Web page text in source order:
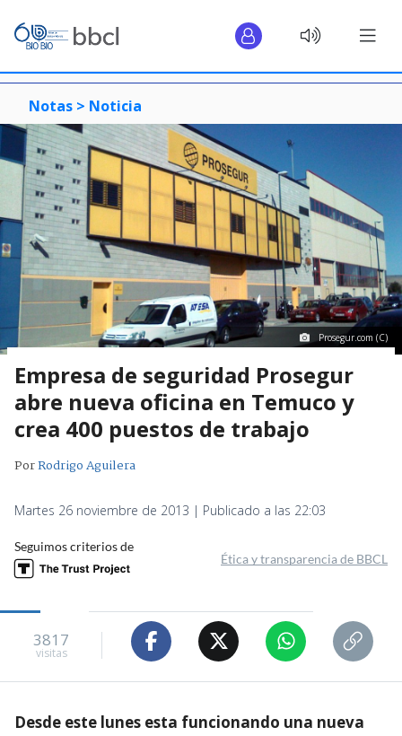
Notas > Noticia
Prosegur.com (C)
Empresa de seguridad Prosegur
abre nueva oficina en Temuco y
crea 400 puestos de trabajo
PorRodrigo Aguilera
Martes 26 noviembre de 2013 | Publicado a las 22:03
Seguimos criterios de
Ética y transparencia de BBCL
3817
visitas
Desde este lunes esta funcionando una nueva